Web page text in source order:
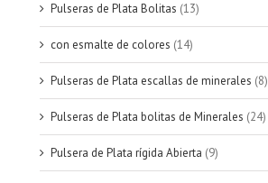
Pulseras de Plata Bolitas (13)
con esmalte de colores (14)
Pulseras de Plata escallas de minerales (8)
Pulseras de Plata bolitas de Minerales (24)
Pulsera de Plata rígida Abierta (9)